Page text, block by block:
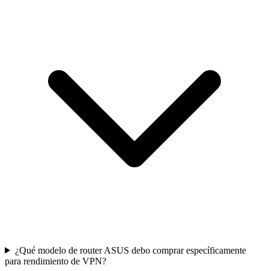
¿Qué modelo de router ASUS debo comprar específicamente
para rendimiento de VPN?